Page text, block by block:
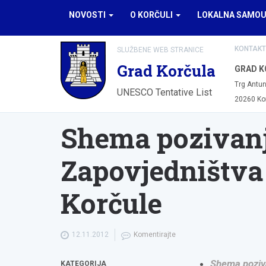
NOVOSTI O KORČULI LOKALNA
SLUŽBENE WEB STRANICE
Grad Korčula
UNESCO Tentative List
GRAD
Trg
20260
Shema
Korčule
12.11.2012 Komentirajte
KATEGORIJA